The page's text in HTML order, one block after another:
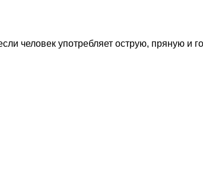
человек употребляет острую, пряную и